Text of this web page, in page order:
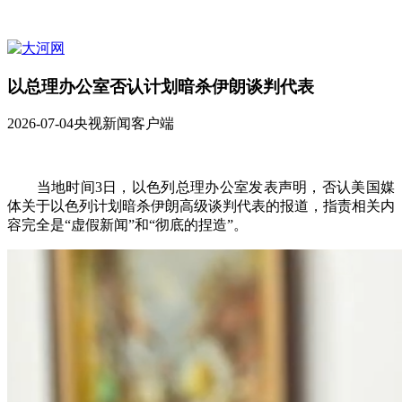
以总理办公室否认计划暗杀伊朗谈判代表
2026-07-04央视新闻客户端
当地时间3日，以色列总理办公室发表声明，否认美国媒
体关于以色列计划暗杀伊朗高级谈判代表的报道，指责相关内
容完全是“虚假新闻”和“彻底的捏造”。